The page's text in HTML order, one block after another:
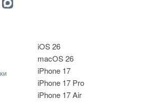
iOS 26
macOS 26
iPhone 17
iPhone 17 Pro
iPhone 17 Air